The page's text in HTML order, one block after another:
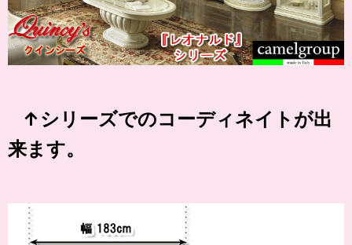
↑シリーズでのコーディネイトが出
来ます。